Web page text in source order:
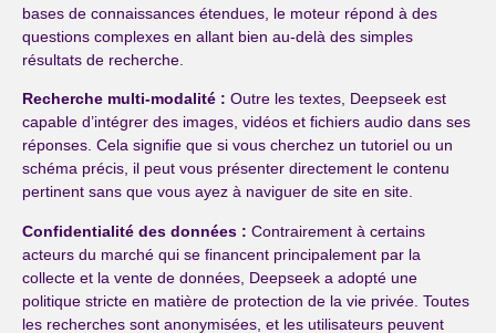
bases de connaissances étendues, le moteur répond à des
questions complexes en allant bien au-delà des simples
résultats de recherche.
Recherche multi-modalité : Outre les textes, Deepseek est
capable d’intégrer des images, vidéos et fichiers audio dans ses
réponses. Cela signifie que si vous cherchez un tutoriel ou un
schéma précis, il peut vous présenter directement le contenu
pertinent sans que vous ayez à naviguer de site en site.
Confidentialité des données : Contrairement à certains
acteurs du marché qui se financent principalement par la
collecte et la vente de données, Deepseek a adopté une
politique stricte en matière de protection de la vie privée. Toutes
les recherches sont anonymisées, et les utilisateurs peuvent